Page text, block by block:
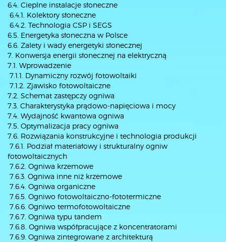
6.4. Cieplne instalacje słoneczne
6.4.1. Kolektory słoneczne
6.4.2. Technologia CSP i SEGS
6.5. Energetyka słoneczna w Polsce
6.6. Zalety i wady energetyki słonecznej
7. Konwersja energii słonecznej na elektryczną
7.1. Wprowadzenie
7.1.1. Dynamiczny rozwój fotowoltaiki
7.1.2. Zjawisko fotowoltaiczne
7.2. Schemat zastępczy ogniwa
7.3. Charakterystyka prądowo-napięciowa i mocy
7.4. Wydajność kwantowa ogniwa
7.5. Optymalizacja pracy ogniwa
7.6. Rozwiązania konstrukcyjne i technologia produkcji
7.6.1. Podział materiałowy i strukturalny ogniw
fotowoltaicznych
7.6.2. Ogniwa krzemowe
7.6.3. Ogniwa inne niż krzemowe
7.6.4. Ogniwa organiczne
7.6.5. Ogniwo fotowoltaiczno-fototermiczne
7.6.6. Ogniwo termofotowoltaiczne
7.6.7. Ogniwa typu tandem
7.6.8. Ogniwa współpracujące z koncentratorami
7.6.9. Ogniwa zintegrowane z architekturą